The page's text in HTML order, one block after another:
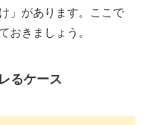
」があります。ここで
おきましょう。
るケース